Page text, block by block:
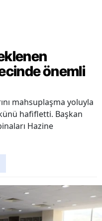
önemli
mahsuplaşma yoluyla
hafifletti. Başkan
Hazine